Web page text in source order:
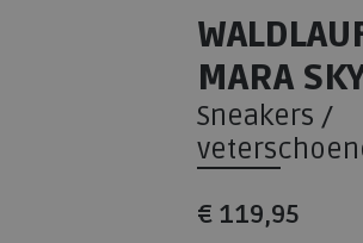
MARA
Sneakers /
€ 119,95